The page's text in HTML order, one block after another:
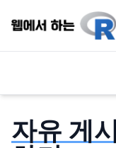
자유 게